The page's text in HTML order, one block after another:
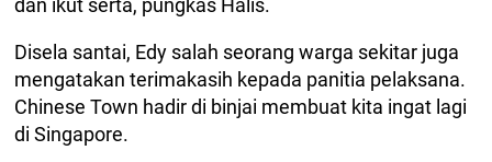
dan ikut serta, pungkas Halis.
Disela santai, Edy salah seorang warga sekitar juga
mengatakan terimakasih kepada panitia pelaksana.
Chinese Town hadir di binjai membuat kita ingat lagi
di Singapore.